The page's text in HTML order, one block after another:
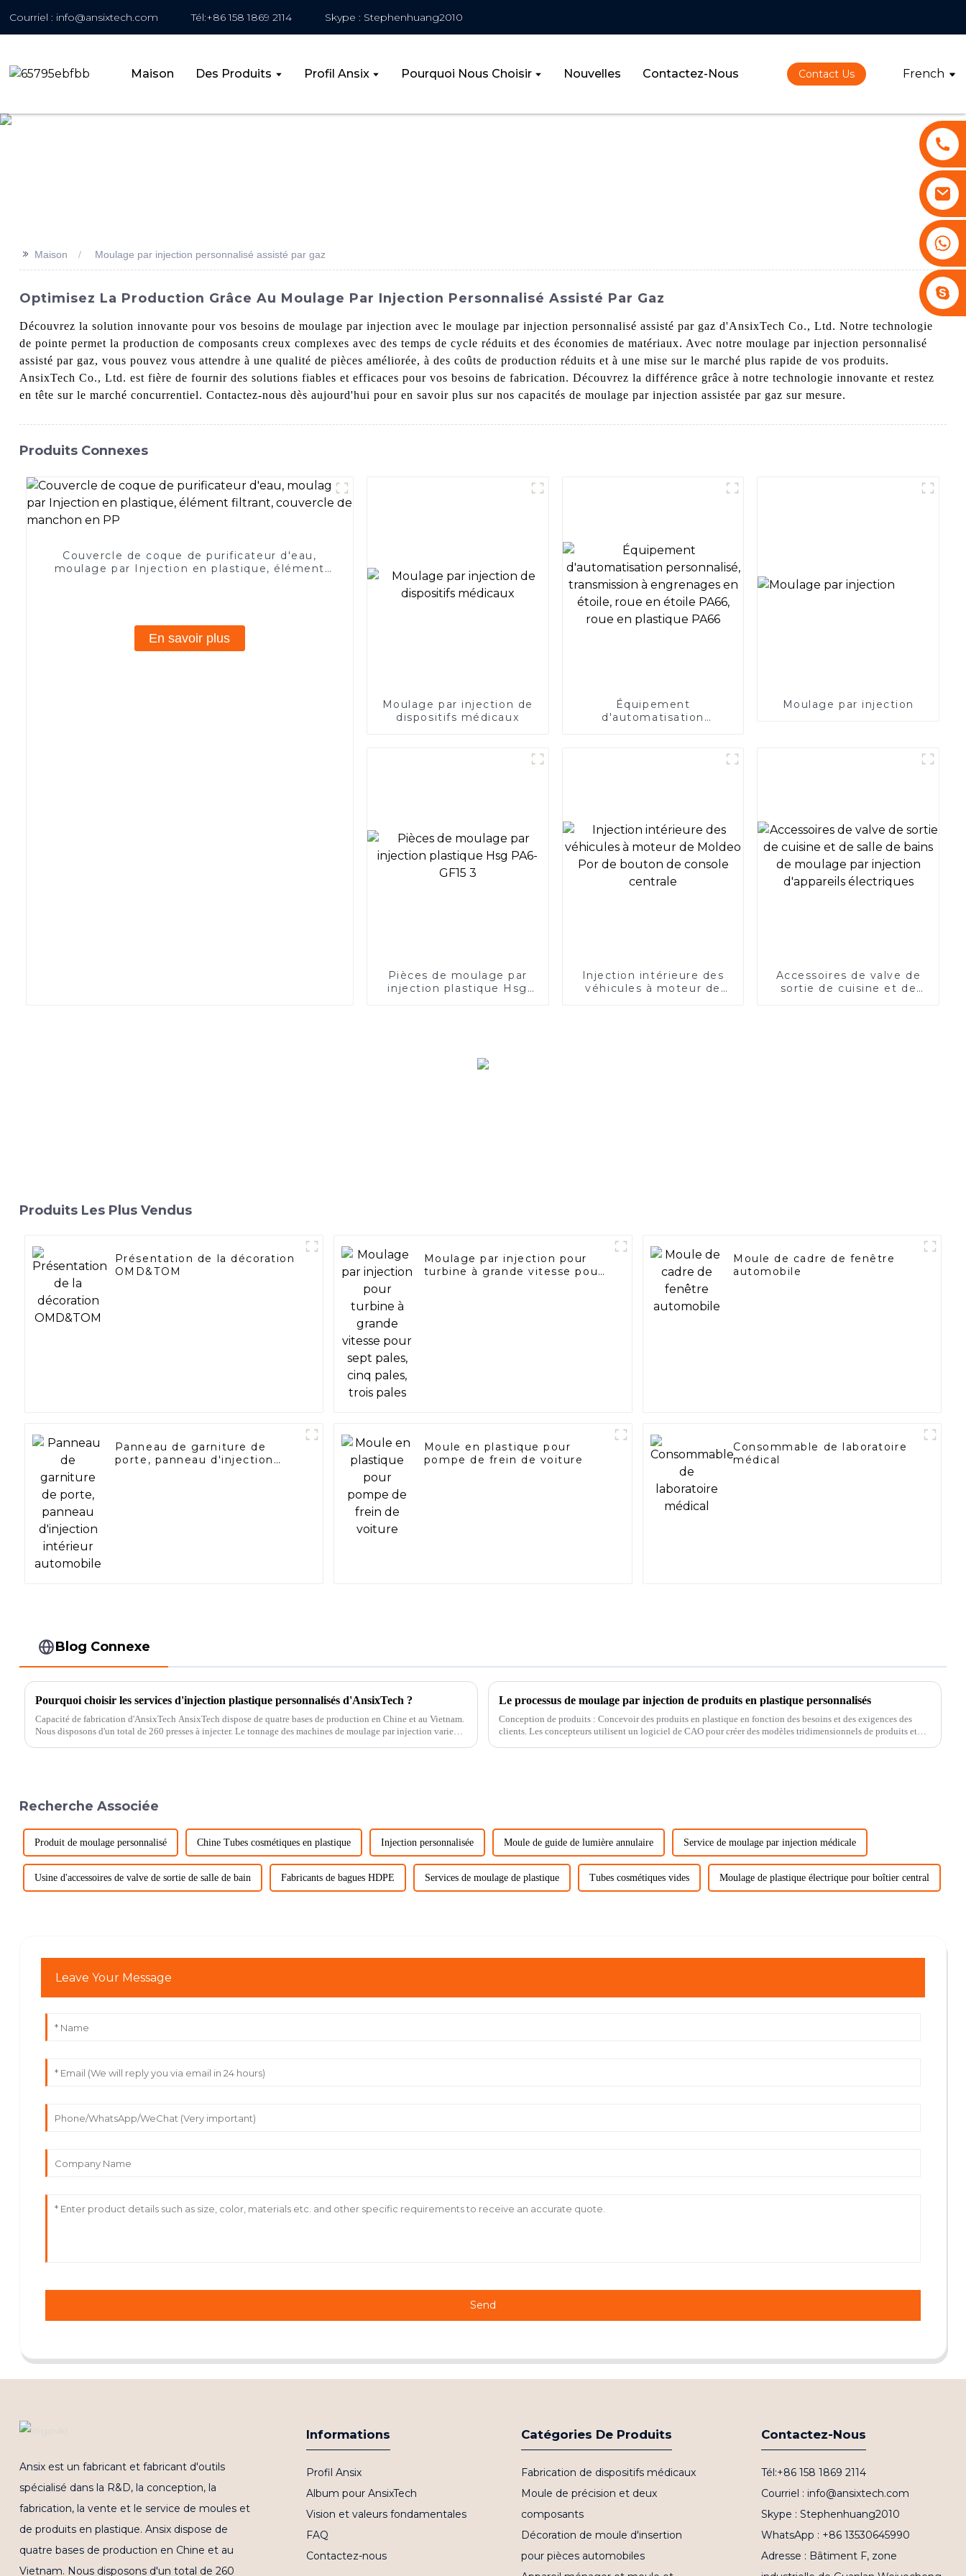
Courriel : info@ansixtech.com Tél:+86 158 1869 2114 Skype : Stephenhuang2010
Maison Des Produits Profil Ansix Pourquoi Nous Choisir Nouvelles Contactez-Nous Contact Us French
>> Maison Moulage par injection personnalisé assisté par gaz
Optimisez La Production Grâce Au Moulage Par Injection Personnalisé Assisté Par Gaz
Découvrez la solution innovante pour vos besoins de moulage par injection avec le moulage par injection personnalisé assisté par gaz d'AnsixTech Co., Ltd. Notre technologie
de pointe permet la production de composants creux complexes avec des temps de cycle réduits et des économies de matériaux. Avec notre moulage par injection personnalisé
assisté par gaz, vous pouvez vous attendre à une qualité de pièces améliorée, à des coûts de production réduits et à une mise sur le marché plus rapide de vos produits.
AnsixTech Co., Ltd. est fière de fournir des solutions fiables et efficaces pour vos besoins de fabrication. Découvrez la différence grâce à notre technologie innovante et restez
en tête sur le marché concurrentiel. Contactez-nous dès aujourd'hui pour en savoir plus sur nos capacités de moulage par injection assistée par gaz sur mesure.
Produits Connexes
Couvercle de coque de purificateur d'eau,
moulage par Injection en plastique, élément
En savoir plus
Moulage par injection de
dispositifs médicaux
Équipement
d'automatisation
roue en étoile PA66, roue
Moulage par injection
Pièces de moulage par
injection plastique Hsg
Injection intérieure des
véhicules à moteur de
Accessoires de valve de
sortie de cuisine et de
Produits Les Plus Vendus
Présentation de la décoration
OMD&TOM
Moulage par injection pour
turbine à grande vitesse pour
Moule de cadre de fenêtre
automobile
Panneau de garniture de
porte, panneau d'injection
Moule en plastique pour
pompe de frein de voiture
Consommable de laboratoire
médical
Blog Connexe
Pourquoi choisir les services d'injection plastique personnalisés d'AnsixTech ?
Capacité de fabrication d'AnsixTech AnsixTech dispose de quatre bases de production en Chine et au Vietnam.
Nous disposons d'un total de 260 presses à injecter. Le tonnage des machines de moulage par injection varie
Le processus de moulage par injection de produits en plastique personnalisés
Conception de produits : Concevoir des produits en plastique en fonction des besoins et des exigences des
clients. Les concepteurs utilisent un logiciel de CAO pour créer des modèles tridimensionnels de produits et
Recherche Associée
Produit de moulage personnalisé Chine Tubes cosmétiques en plastique Injection personnalisée Moule de guide de lumière annulaire Service de moulage par injection médicale
Usine d'accessoires de valve de sortie de salle de bain Fabricants de bagues HDPE Services de moulage de plastique Tubes cosmétiques vides Moulage de plastique électrique pour boîtier central
Leave Your Message
Send
Ansix est un fabricant et fabricant d'outils
spécialisé dans la R&D, la conception, la
fabrication, la vente et le service de moules et
de produits en plastique. Ansix dispose de
quatre bases de production en Chine et au
Vietnam. Nous disposons d'un total de 260
Informations
Profil Ansix
Album pour AnsixTech
Vision et valeurs fondamentales
FAQ
Contactez-nous
Catégories De Produits
Fabrication de dispositifs médicaux
Moule de précision et deux
composants
Décoration de moule d'insertion
pour pièces automobiles
Contactez-Nous
Tél:+86 158 1869 2114
Courriel : info@ansixtech.com
Skype : Stephenhuang2010
WhatsApp : +86 13530645990
Adresse : Bâtiment F, zone